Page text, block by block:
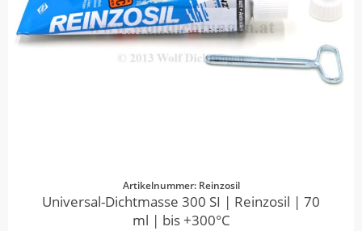
Artikelnummer: Reinzosil
Universal-Dichtmasse 300 SI | Reinzosil | 70
ml | bis +300°C